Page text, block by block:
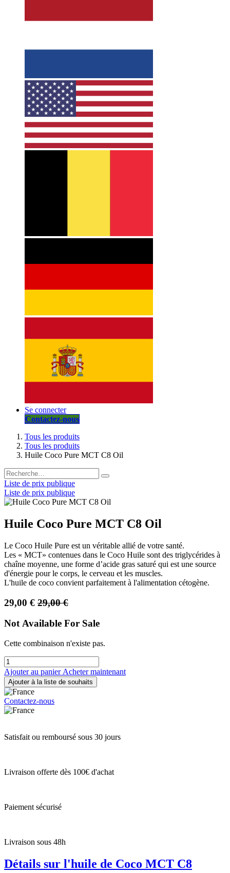
Se connecter
Contactez-nous
Tous les produits
Tous les produits
Huile Coco Pure MCT C8 Oil
Liste de prix publique
Liste de prix publique
Huile Coco Pure MCT C8 Oil
Le Coco Huile Pure est un véritable allié de votre santé.
Les « MCT» contenues dans le Coco Huile sont des triglycérides à
chaîne moyenne, une forme d’acide gras saturé qui est une source
d'énergie pour le corps, le cerveau et les muscles.
L'huile de coco convient parfaitement à l'alimentation cétogène.
29,00 € 29,00€
Not Available For Sale
Cette combinaison n'existe pas.
Ajouter au panier Acheter maintenant
Ajouter à la liste de souhaits
Contactez-nous
Satisfait ou remboursé sous 30 jours
Livraison offerte dès 100€ d'achat
Paiement sécurisé
Livraison sous 48h
Détails sur l'huile de Coco MCT C8